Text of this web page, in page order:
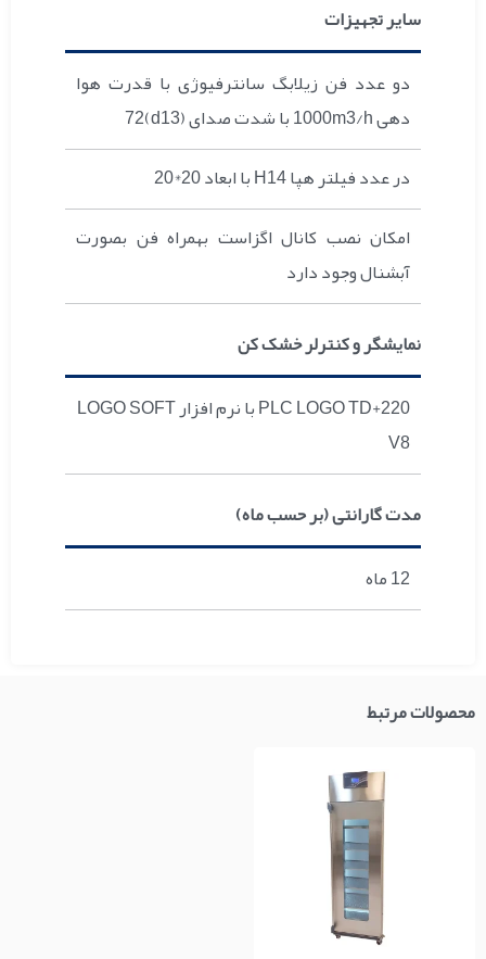
سایر تجهیزات
دو عدد فن زیلابگ سانترفیوژی با قدرت هوا
دهی 1000m3/h با شدت صدای (d13)72
در عدد فیلتر هپا H14 با ابعاد 20*20
امکان نصب کانال اگزاست بهمراه فن بصورت
آبشنال وجود دارد
نمایشگر و کنترلر خشک کن
PLC LOGO TD+220 با نرم افزار LOGO SOFT
V8
مدت گارانتی (بر حسب ماه)
12 ماه
محصولات مرتبط